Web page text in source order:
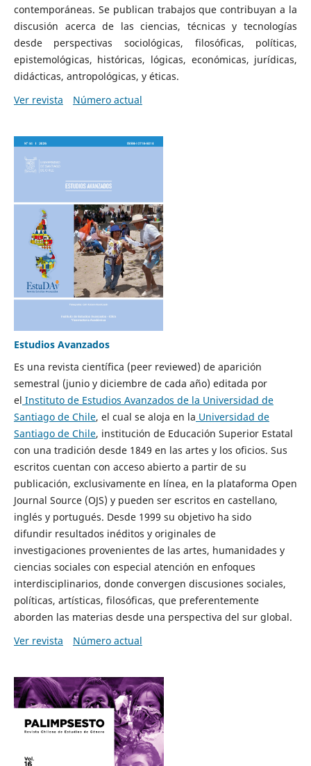
contemporáneas. Se publican trabajos que contribuyan a la
discusión acerca de las ciencias, técnicas y tecnologías
desde perspectivas sociológicas, filosóficas, políticas,
epistemológicas, históricas, lógicas, económicas, jurídicas,
didácticas, antropológicas, y éticas.
Ver revista
Número actual
Estudios Avanzados
Es una revista científica (peer reviewed) de aparición
semestral (junio y diciembre de cada año) editada por
el Instituto de Estudios Avanzados de la Universidad de
Santiago de Chile, el cual se aloja en la Universidad de
Santiago de Chile, institución de Educación Superior Estatal
con una tradición desde 1849 en las artes y los oficios. Sus
escritos cuentan con acceso abierto a partir de su
publicación, exclusivamente en línea, en la plataforma Open
Journal Source (OJS) y pueden ser escritos en castellano,
inglés y portugués. Desde 1999 su objetivo ha sido
difundir resultados inéditos y originales de
investigaciones provenientes de las artes, humanidades y
ciencias sociales con especial atención en enfoques
interdisciplinarios, donde convergen discusiones sociales,
políticas, artísticas, filosóficas, que preferentemente
aborden las materias desde una perspectiva del sur global.
Ver revista
Número actual